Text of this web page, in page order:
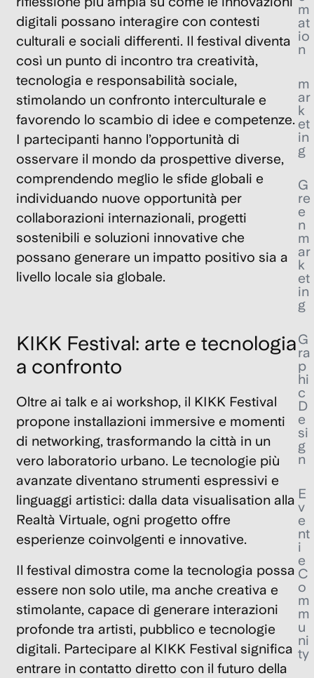
digitali possano interagire con contesti
culturali e sociali differenti. Il festival diventa
così un punto di incontro tra creatività,
tecnologia e responsabilità sociale,
stimolando un confronto interculturale e
favorendo lo scambio di idee e competenze.
I partecipanti hanno l’opportunità di
osservare il mondo da prospettive diverse,
comprendendo meglio le sfide globali e
individuando nuove opportunità per
collaborazioni internazionali, progetti
sostenibili e soluzioni innovative che
possano generare un impatto positivo sia a
livello locale sia globale.
KIKK Festival: arte e tecnologia
a confronto
Oltre ai talk e ai workshop, il KIKK Festival
propone installazioni immersive e momenti
di networking, trasformando la città in un
vero laboratorio urbano. Le tecnologie più
avanzate diventano strumenti espressivi e
linguaggi artistici: dalla data visualisation alla
Realtà Virtuale, ogni progetto offre
esperienze coinvolgenti e innovative.
Il festival dimostra come la tecnologia possa
essere non solo utile, ma anche creativa e
stimolante, capace di generare interazioni
profonde tra artisti, pubblico e tecnologie
digitali. Partecipare al KIKK Festival significa
entrare in contatto diretto con il futuro della
m
at
io
n
m
ar
k
et
in
g
G
re
e
n
m
ar
k
et
in
g
G
ra
p
hi
c
D
e
si
g
n
E
v
e
nt
i
e
C
o
m
m
u
ni
ty